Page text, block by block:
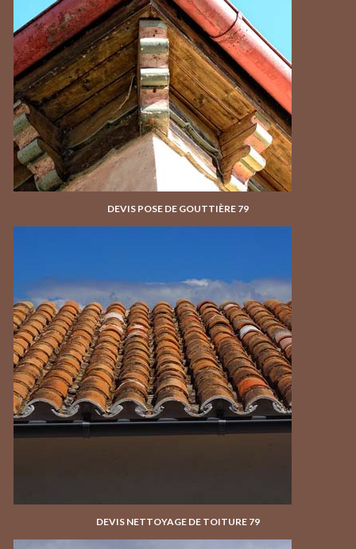
DEVIS POSE DE GOUTTIÈRE 79
DEVIS NETTOYAGE DE TOITURE 79